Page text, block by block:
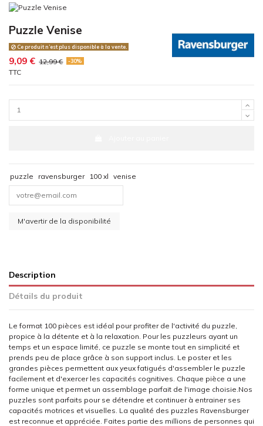
Puzzle Venise
Ce produit n’est plus disponible à la vente.
9,09 € 12,99 € -30%
TTC
puzzle ravensburger 100 xl venise
Description
Détails du produit
Le format 100 pièces est idéal pour profiter de l'activité du puzzle,
propice à la détente et à la relaxation. Pour les puzzleurs ayant un
temps et un espace limité, ce puzzle se monte tout en simplicité et
prends peu de place grâce à son support inclus. Le poster et les
grandes pièces permettent aux yeux fatigués d'assembler le puzzle
facilement et d'exercer les capacités cognitives. Chaque pièce a une
forme unique et permet un assemblage parfait de l'image choisie.Nos
puzzles sont parfaits pour se détendre et continuer à entrainer ses
capacités motrices et visuelles. La qualité des puzzles Ravensburger
est reconnue et appréciée. Faites partie des millions de personnes qui